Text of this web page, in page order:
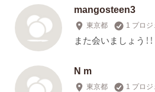
mangosteen3
東京都 1 プロ
また会いましょう！！
N m
東京都 1 プロ